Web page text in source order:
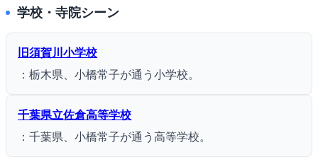
学校・寺院シーン
旧須賀川小学校
：栃木県、小橋常子が通う小学校。
千葉県立佐倉高等学校
：千葉県、小橋常子が通う高等学校。